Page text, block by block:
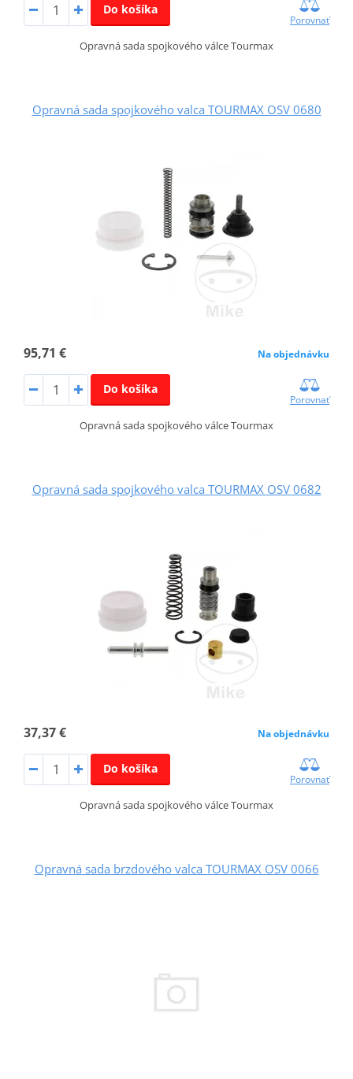
Do košíka
Porovnať
Opravná sada spojkového válce Tourmax
Opravná sada spojkového valca TOURMAX OSV 0680
95,71 € Na objednávku
Do košíka
Porovnať
Opravná sada spojkového válce Tourmax
Opravná sada spojkového valca TOURMAX OSV 0682
37,37 € Na objednávku
Do košíka
Porovnať
Opravná sada spojkového válce Tourmax
Opravná sada brzdového valca TOURMAX OSV 0066